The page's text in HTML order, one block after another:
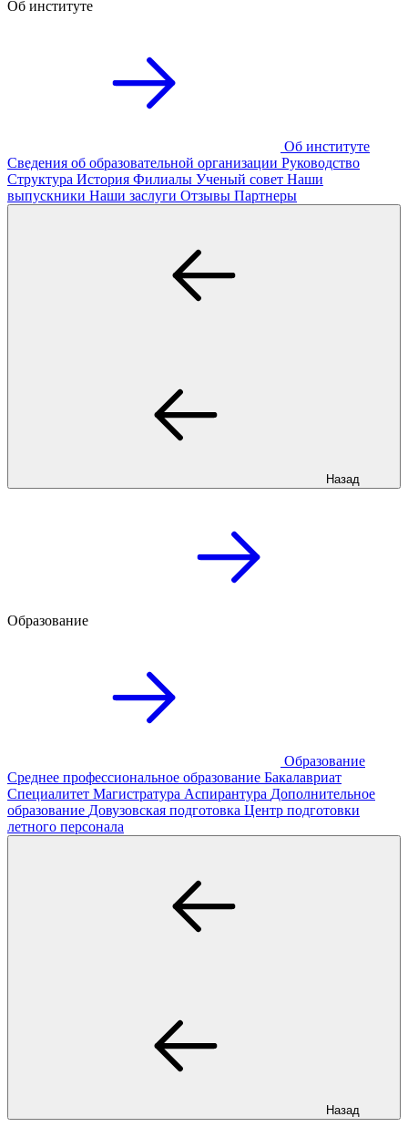
Об институте
Об институте
Сведения об образовательной организации Руководство
Структура История Филиалы Ученый совет Наши
выпускники Наши заслуги Отзывы Партнеры
Назад
Образование
Образование
Среднее профессиональное образование Бакалавриат
Специалитет Магистратура Аспирантура Дополнительное
образование Довузовская подготовка Центр подготовки
летного персонала
Назад